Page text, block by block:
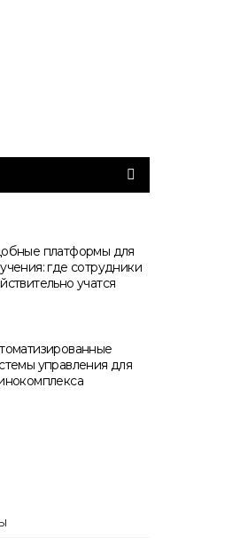
платформы для
где сотрудники
учатся
управления для